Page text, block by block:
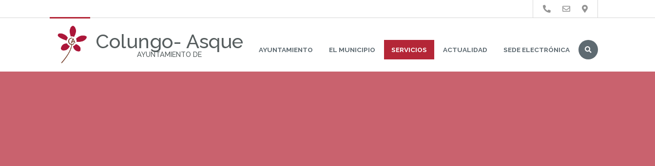
Colungo- Asque
AYUNTAMIENTO DE
AYUNTAMIENTO EL MUNICIPIO SERVICIOS ACTUALIDAD SEDE ELECTRÓNICA
Buscar